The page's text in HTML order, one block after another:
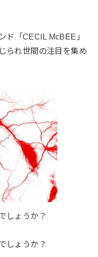
ド「CECIL McBEE」
られ世間の注目を集め
しょうか？
しょうか？